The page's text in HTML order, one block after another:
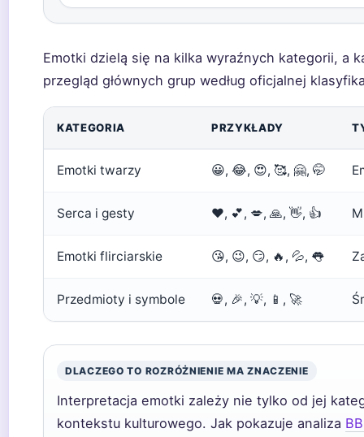
Emotki dzielą się na kilka wyraźnych kategorii, a
przegląd głównych grup według oficjalnej
KATEGORIA PRZYKŁADY
Emotki twarzy 😀, 😂, 😍, 🥰, 🤗, 🤭
Serca i gesty ❤️, 💕, 💋, 🙏, 👋, 👍
Emotki flirciarskie 😘, 😉, 😏, 🔥, 💦, 👅
Przedmioty i symbole 💀, 🎉, 💡, 📱, 🚀
DLACZEGO TO ROZRÓŻNIENIE MA ZNACZENIE
Interpretacja emotki zależy nie tylko od jej
kontekstu kulturowego. Jak pokazuje analiza